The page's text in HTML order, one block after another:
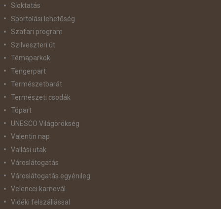
Síoktatás
Sportolási lehetőség
Szafari program
Szilveszteri út
Témaparkok
Tengerpart
Természetbarát
Természeti csodák
Tópart
UNESCO Világörökség
Valentin nap
Vallási utak
Városlátogatás
Városlátogatás egyénileg
Velencei karnevál
Vidéki felszállással